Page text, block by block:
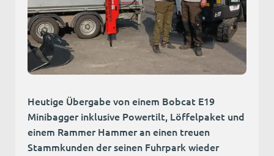
Heutige Übergabe von einem Bobcat E19
Minibagger inklusive Powertilt, Löffelpaket und
einem Rammer Hammer an einen treuen
Stammkunden der seinen Fuhrpark wieder